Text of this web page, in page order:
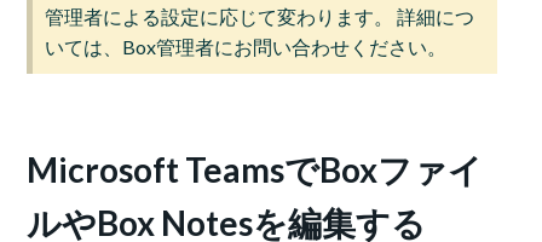
管理者による設定に応じて変わります。 詳細につ
いては、Box管理者にお問い合わせください。
Microsoft TeamsでBoxファイ
ルやBox Notesを編集する